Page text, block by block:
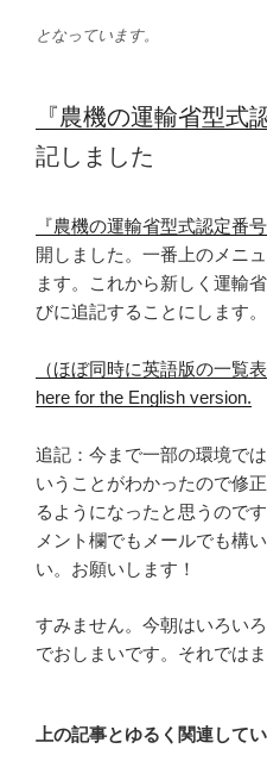
となっています。
『農機の運輸省型式
記しました
『農機の運輸省型式認定番号
開しました。一番上のメニ
ます。これから新しく運輸
びに追記することにします。
（ほぼ同時に英語版の一覧
here for the English version.
追記：今まで一部の環境で
いうことがわかったので修
るようになったと思うので
メント欄でもメールでも構
い。お願いします！
すみません。今朝はいろい
でおしまいです。それではま
上の記事とゆるく関連して